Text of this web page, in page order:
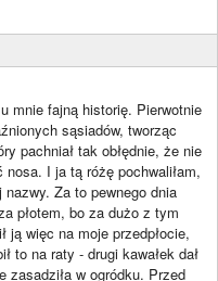
mnie fajną historię. Pierwotnie
sąsiadów, tworząc
pachniał tak obłędnie, że nie
nosa. I ja tą różę pochwaliłam,
Za to pewnego dnia
płotem, bo za dużo z tym
ją więc na moje przedpłocie,
to na raty - drugi kawałek dał
w ogródku. Przed